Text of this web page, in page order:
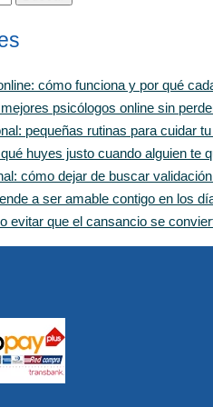
cómo funciona y por qué
psicólogos online sin
pequeñas rutinas para cuidar
huyes justo cuando alguien te
cómo dejar de buscar
a ser amable contigo en los
evitar que el cansancio se